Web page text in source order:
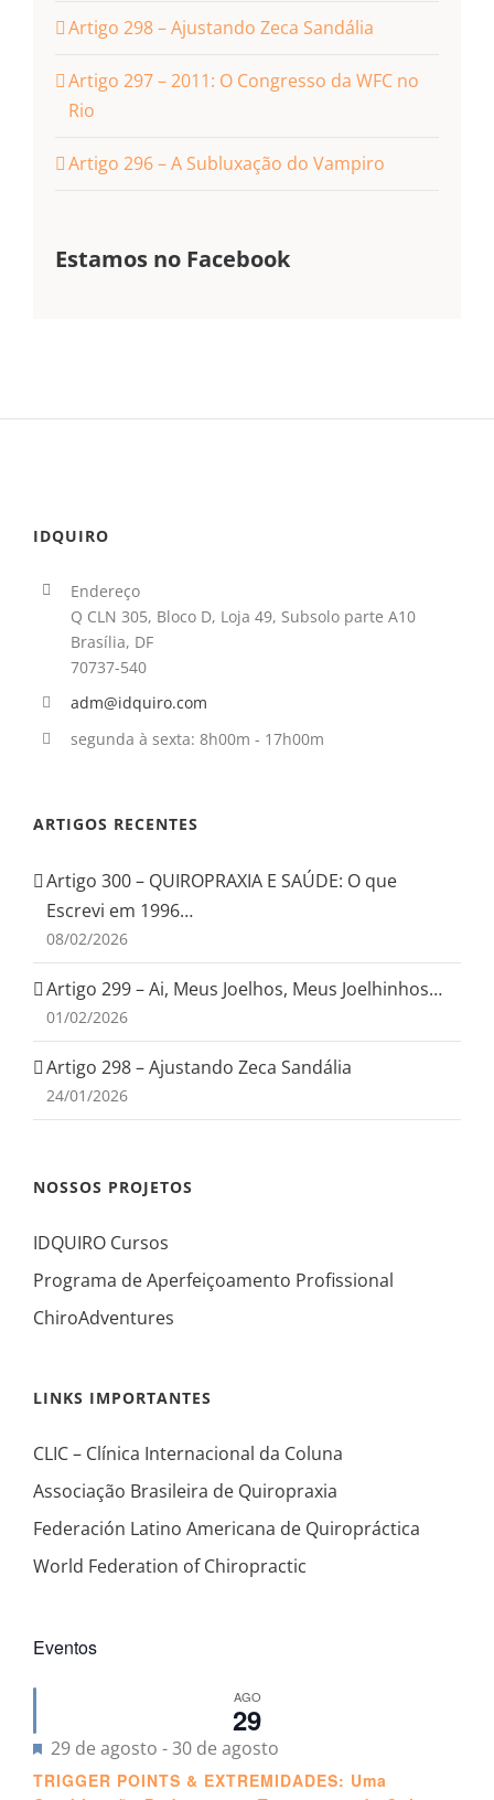
Artigo 298 – Ajustando Zeca Sandália
Artigo 297 – 2011: O Congresso da WFC no
Rio
Artigo 296 – A Subluxação do Vampiro
Estamos no Facebook
IDQUIRO
Endereço
Q CLN 305, Bloco D, Loja 49, Subsolo parte A10
Brasília, DF
70737-540
adm@idquiro.com
segunda à sexta: 8h00m - 17h00m
ARTIGOS RECENTES
Artigo 300 – QUIROPRAXIA E SAÚDE: O que
Escrevi em 1996…
08/02/2026
Artigo 299 – Ai, Meus Joelhos, Meus Joelhinhos…
01/02/2026
Artigo 298 – Ajustando Zeca Sandália
24/01/2026
NOSSOS PROJETOS
IDQUIRO Cursos
Programa de Aperfeiçoamento Profissional
ChiroAdventures
LINKS IMPORTANTES
CLIC – Clínica Internacional da Coluna
Associação Brasileira de Quiropraxia
Federación Latino Americana de Quiropráctica
World Federation of Chiropractic
Eventos
AGO
29
Destacado
29 de agosto -30 de agosto
TRIGGER POINTS & EXTREMIDADES: Uma